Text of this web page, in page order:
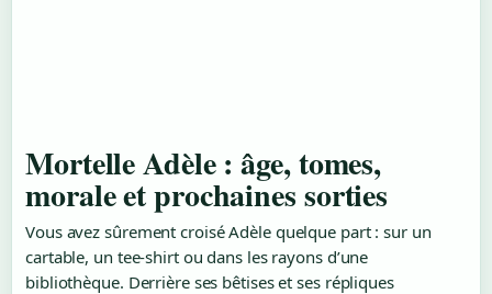
Mortelle Adèle : âge, tomes,
morale et prochaines sorties
Vous avez sûrement croisé Adèle quelque part : sur un
cartable, un tee-shirt ou dans les rayons d’une
bibliothèque. Derrière ses bêtises et ses répliques